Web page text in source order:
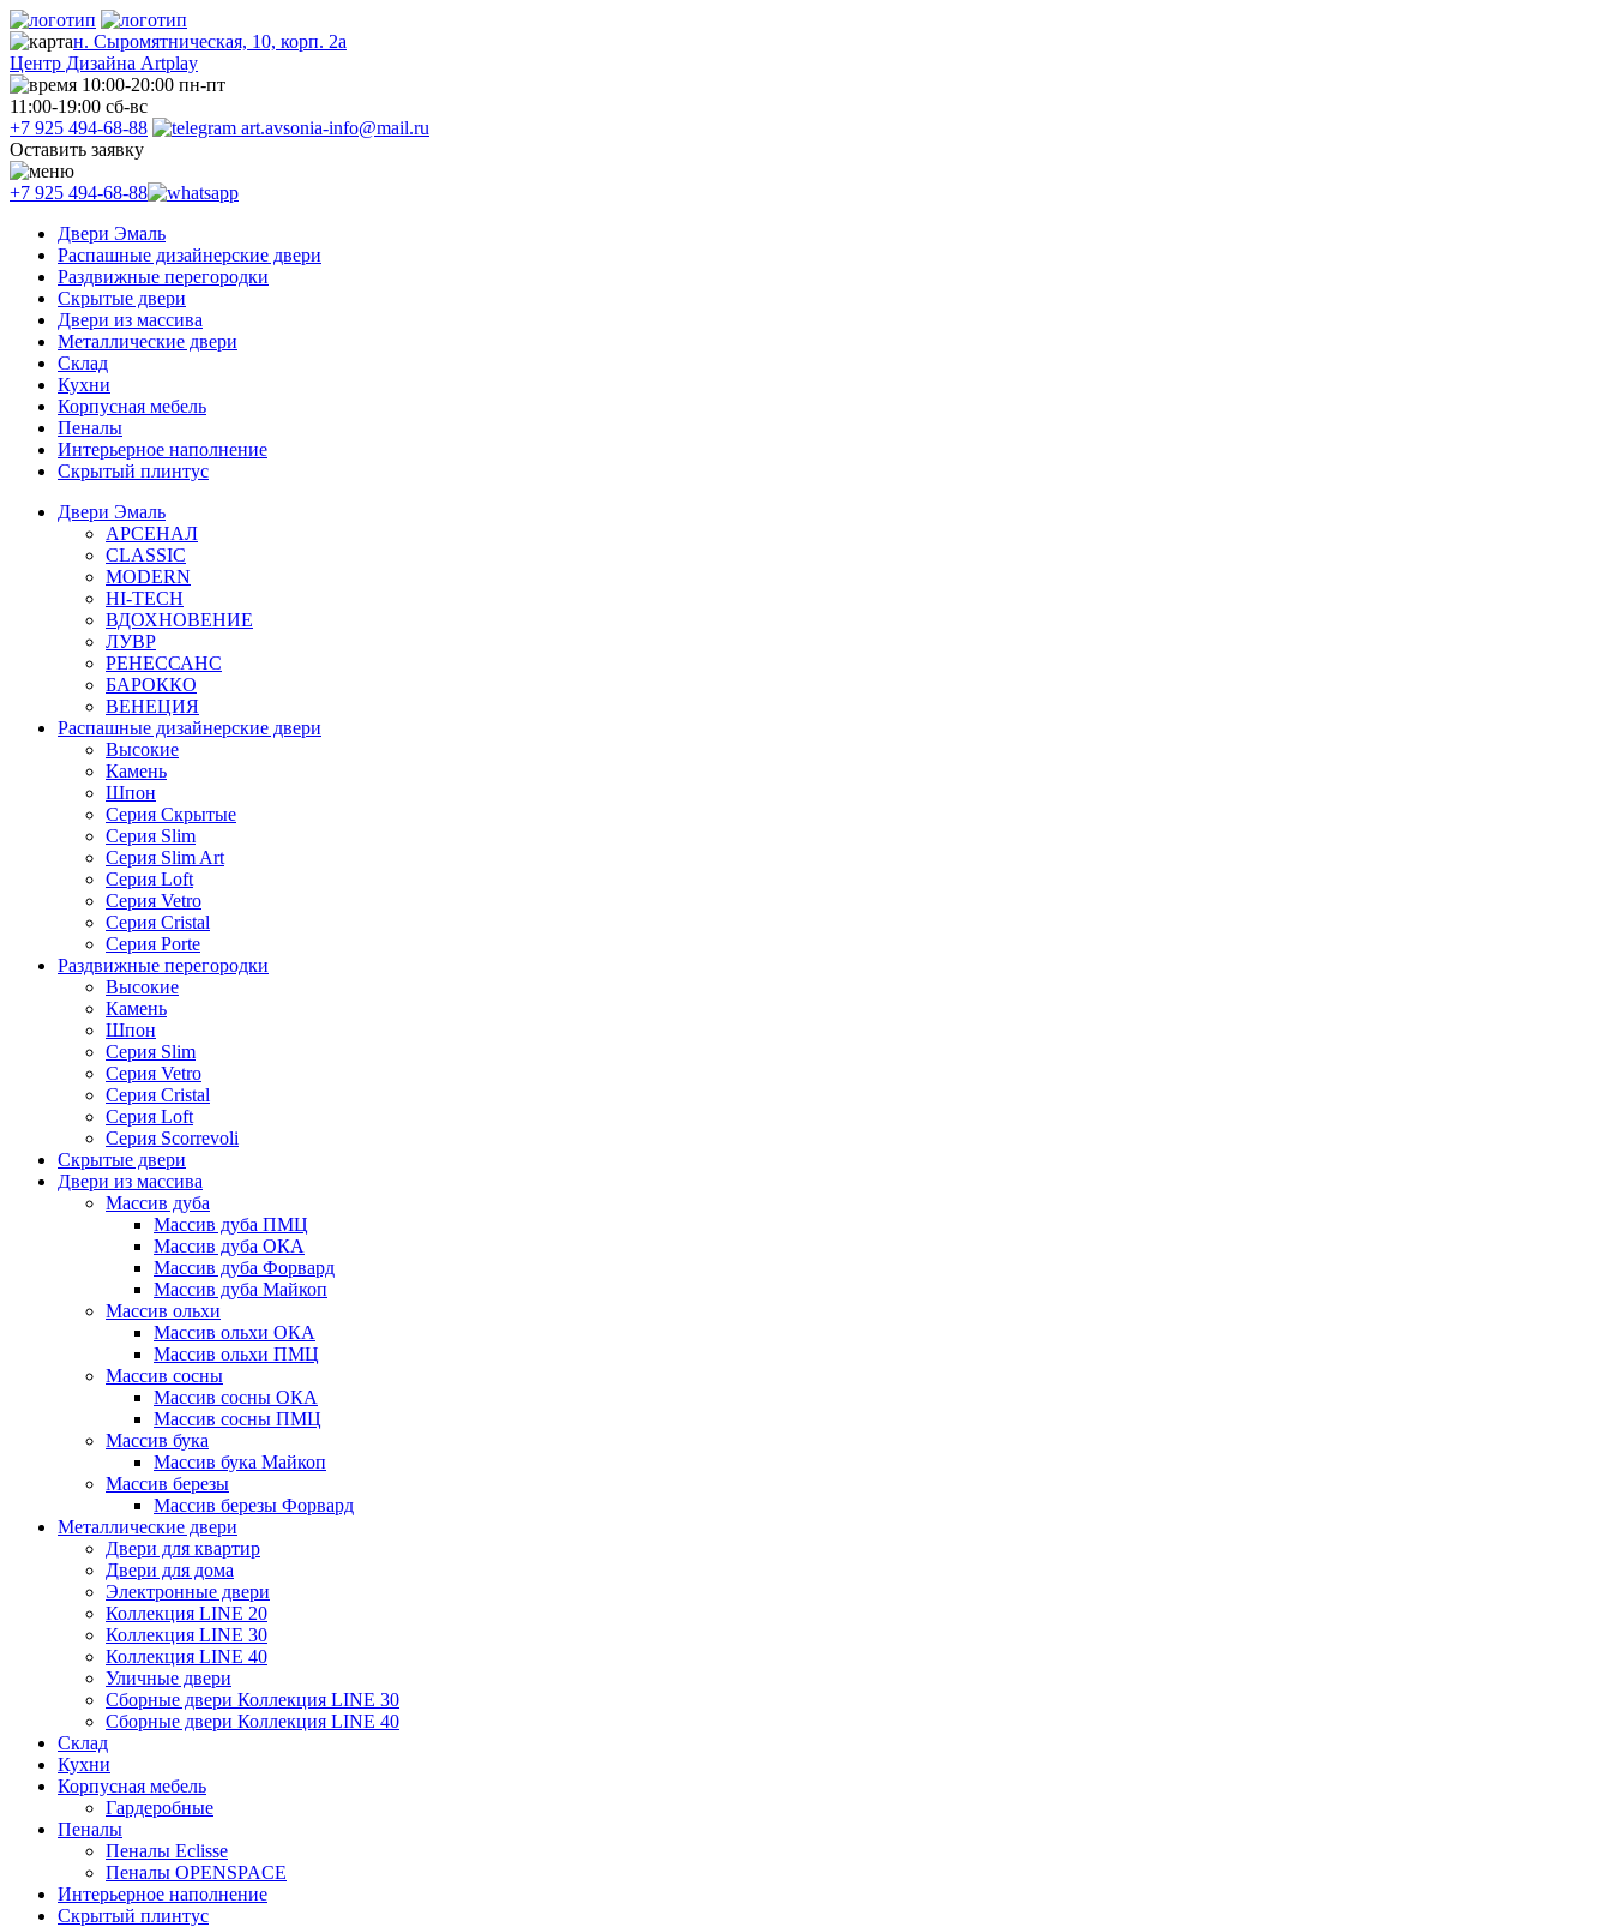
н. Сыромятническая, 10, корп. 2а
Центр Дизайна Artplay
10:00-20:00 пн-пт
11:00-19:00 сб-вс
+7 925 494-68-88
art.avsonia-info@mail.ru
Оставить заявку
+7 925 494-68-88
Двери Эмаль
Распашные дизайнерские двери
Раздвижные перегородки
Скрытые двери
Двери из массива
Металлические двери
Склад
Кухни
Корпусная мебель
Пеналы
Интерьерное наполнение
Скрытый плинтус
Двери Эмаль
АРСЕНАЛ
CLASSIC
MODERN
HI-TECH
ВДОХНОВЕНИЕ
ЛУВР
РЕНЕССАНС
БАРОККО
ВЕНЕЦИЯ
Распашные дизайнерские двери
Высокие
Камень
Шпон
Серия Скрытые
Серия Slim
Серия Slim Art
Серия Loft
Серия Vetro
Серия Cristal
Серия Porte
Раздвижные перегородки
Высокие
Камень
Шпон
Серия Slim
Серия Vetro
Серия Cristal
Серия Loft
Серия Scorrevoli
Скрытые двери
Двери из массива
Массив дуба
Массив дуба ПМЦ
Массив дуба ОКА
Массив дуба Форвард
Массив дуба Майкоп
Массив ольхи
Массив ольхи ОКА
Массив ольхи ПМЦ
Массив сосны
Массив сосны ОКА
Массив сосны ПМЦ
Массив бука
Массив бука Майкоп
Массив березы
Массив березы Форвард
Металлические двери
Двери для квартир
Двери для дома
Электронные двери
Коллекция LINE 20
Коллекция LINE 30
Коллекция LINE 40
Уличные двери
Сборные двери Коллекция LINE 30
Сборные двери Коллекция LINE 40
Склад
Кухни
Корпусная мебель
Гардеробные
Пеналы
Пеналы Eclisse
Пеналы OPENSPACE
Интерьерное наполнение
Скрытый плинтус